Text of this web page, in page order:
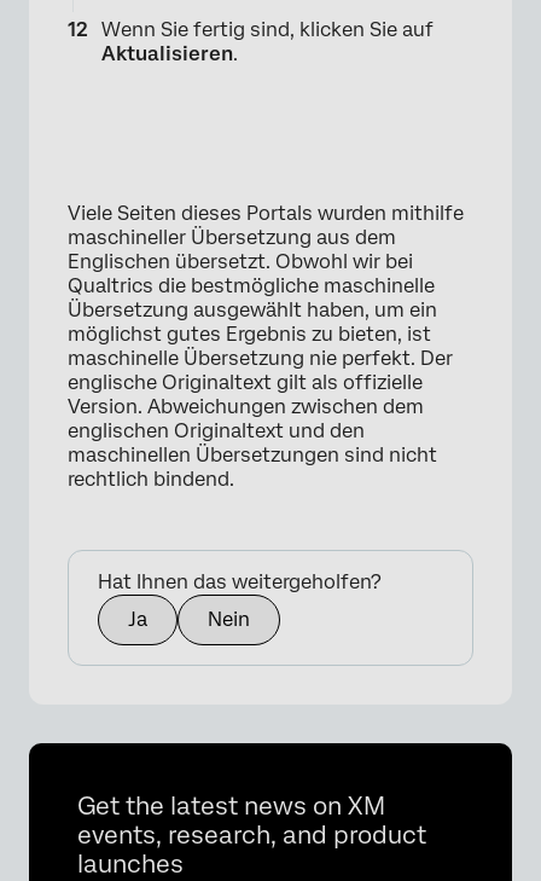
Wenn Sie fertig sind, klicken Sie auf
Aktualisieren.
Viele Seiten dieses Portals wurden mithilfe
maschineller Übersetzung aus dem
Englischen übersetzt. Obwohl wir bei
Qualtrics die bestmögliche maschinelle
Übersetzung ausgewählt haben, um ein
möglichst gutes Ergebnis zu bieten, ist
maschinelle Übersetzung nie perfekt. Der
englische Originaltext gilt als offizielle
Version. Abweichungen zwischen dem
englischen Originaltext und den
maschinellen Übersetzungen sind nicht
rechtlich bindend.
Hat Ihnen das weitergeholfen?
Ja
Nein
Get the latest news on XM
events, research, and product
launches